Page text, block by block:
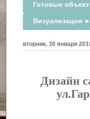
Готовые
Визуализация
вторник, 30 января
Дизайн